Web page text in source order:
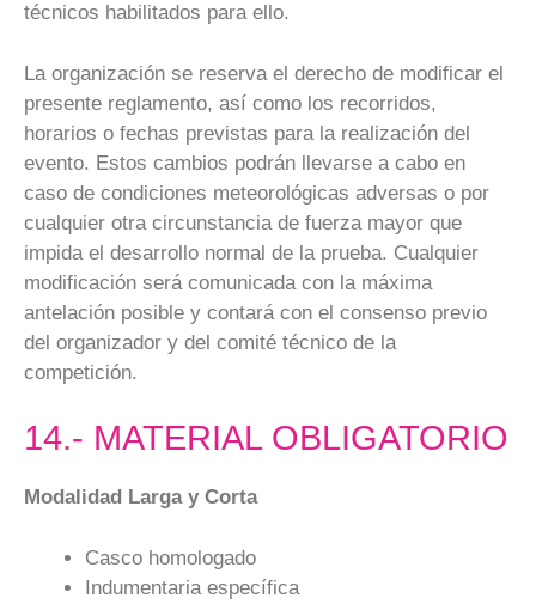
técnicos habilitados para ello.
La organización se reserva el derecho de modificar el
presente reglamento, así como los recorridos,
horarios o fechas previstas para la realización del
evento. Estos cambios podrán llevarse a cabo en
caso de condiciones meteorológicas adversas o por
cualquier otra circunstancia de fuerza mayor que
impida el desarrollo normal de la prueba. Cualquier
modificación será comunicada con la máxima
antelación posible y contará con el consenso previo
del organizador y del comité técnico de la
competición.
14.- MATERIAL OBLIGATORIO
Modalidad Larga y Corta
Casco homologado
Indumentaria específica